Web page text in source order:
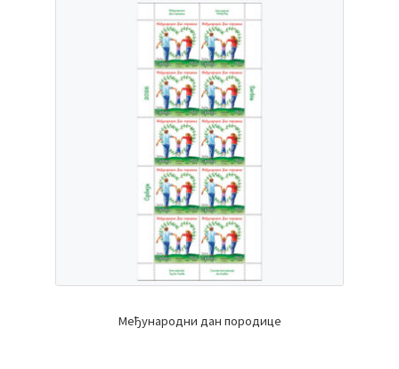
Међународни дан породице